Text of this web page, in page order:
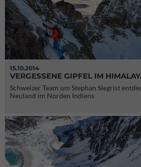
15.10.2014
VERGESSENE GIPFEL IM
Schweizer Team um Stephan Siegrist
Neuland im Norden Indiens